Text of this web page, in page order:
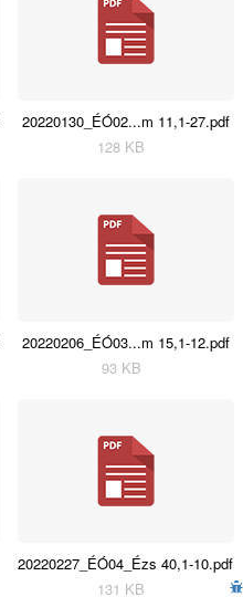
20220130_ÉÓ02...m 11,1-27.pdf
128 KB
20220206_ÉÓ03...m 15,1-12.pdf
93 KB
20220227_ÉÓ04_Ézs 40,1-10.pdf
131 KB